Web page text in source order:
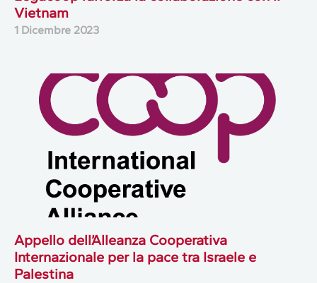
Vietnam
1 Dicembre 2023
Appello dell’Alleanza Cooperativa
Internazionale per la pace tra Israele e
Palestina